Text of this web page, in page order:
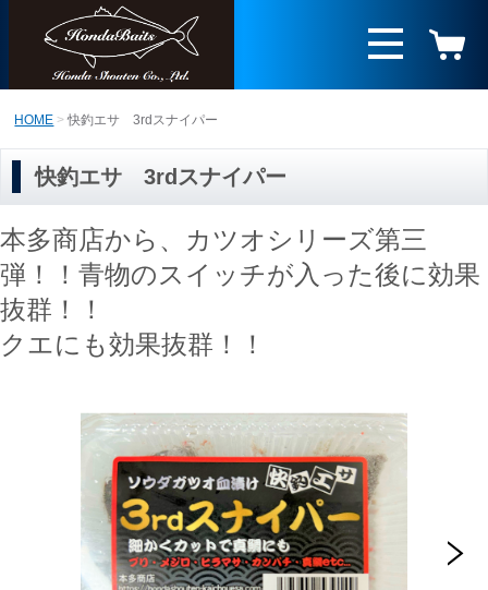
HOME 快釣エサ 3rdスナイパー
快釣エサ 3rdスナイパー
本多商店から、カツオシリーズ第三
弾！！青物のスイッチが入った後に効果
抜群！！
クエにも効果抜群！！